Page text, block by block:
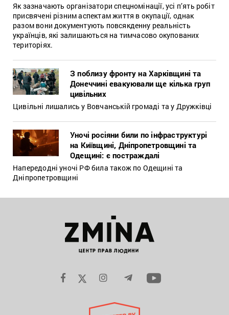
Як зазначають організатори спецномінації, усі п’ять робіт
присвячені різним аспектам життя в окупації, однак
разом вони документують повсякденну реальність
українців, які залишаються на тимчасово окупованих
територіях.
З поблизу фронту на Харківщині та
Донеччині евакуювали ще кілька груп
цивільних
Цивільні лишались у Вовчанській громаді та у Дружківці
Уночі росіяни били по інфраструктурі
на Київщині, Дніпропетровщині та
Одещині: є постраждалі
Напередодні уночі РФ била також по Одещині та
Дніпропетровщині